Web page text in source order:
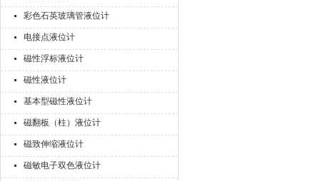
彩色石英玻璃管液位计
电接点液位计
磁性浮标液位计
磁性液位计
基本型磁性液位计
磁翻板（柱）液位计
磁致伸缩液位计
磁敏电子双色液位计